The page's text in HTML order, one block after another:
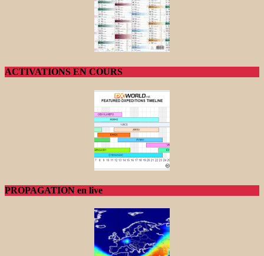
ACTIVATIONS EN COURS
PROPAGATION en live